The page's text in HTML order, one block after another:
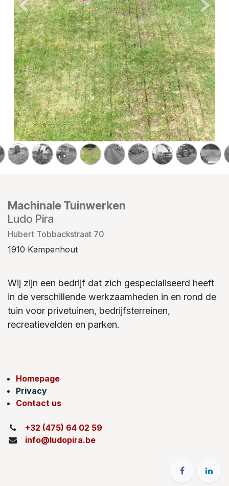
Vorige
Machinale Tuinwerken
Ludo Pira
Hubert Tobbackstraat 70
1910 Kampenhout
Wij zijn een bedrijf dat zich gespecialiseerd heeft
in de verschillende werkzaamheden in en rond de
tuin voor privetuinen, bedrijfsterreinen,
recreatievelden en parken.
Homepage
Privacy
Contact us
+32 (475) 64 02 59
info@ludopira.be